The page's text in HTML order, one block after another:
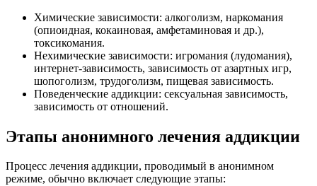
Химические зависимости: алкоголизм, наркомания
(опиоидная, кокаиновая, амфетаминовая и др.),
токсикомания.
Нехимические зависимости: игромания (лудомания),
интернет-зависимость, зависимость от азартных игр,
шопоголизм, трудоголизм, пищевая зависимость.
Поведенческие аддикции: сексуальная зависимость,
зависимость от отношений.
Этапы анонимного лечения аддикции
Процесс лечения аддикции, проводимый в анонимном
режиме, обычно включает следующие этапы: